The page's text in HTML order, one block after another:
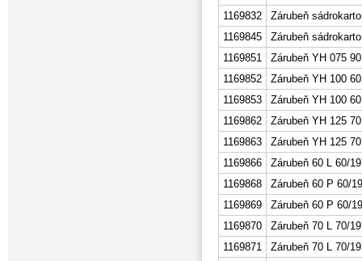
1169832
Zárubeň
1169845
Zárubeň
1169851
Zárubeň YH 075
1169852
Zárubeň YH 100
1169853
Zárubeň YH 100
1169862
Zárubeň YH 125
1169863
Zárubeň YH 125
1169866
Zárubeň 60 L 60/
1169868
Zárubeň 60 P 60/
1169869
Zárubeň 60 P 60/
1169870
Zárubeň 70 L 70/
1169871
Zárubeň 70 L 70/